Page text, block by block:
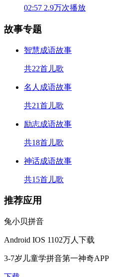
02:57 2.9万次播放
故事专题
智慧成语故事
共22首儿歌
名人成语故事
共21首儿歌
励志成语故事
共18首儿歌
神话成语故事
共15首儿歌
推荐应用
兔小贝拼音
Android IOS 1102万人下载
3-7岁儿童学拼音第一神奇APP